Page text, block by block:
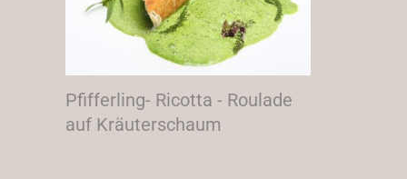
Pfifferling- Ricotta - Roulade
auf Kräuterschaum